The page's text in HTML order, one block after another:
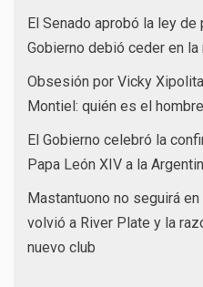
El Senado aprobó la ley
Gobierno debió ceder en
Obsesión por Vicky
Montiel: quién es el
El Gobierno celebró la
Papa León XIV a la
Mastantuono no seguirá
volvió a River Plate y la
nuevo club